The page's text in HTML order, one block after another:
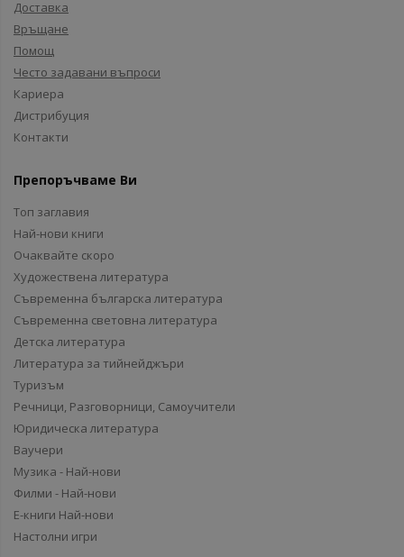
Доставка
Връщане
Помощ
Често задавани въпроси
Кариера
Дистрибуция
Контакти
Препоръчваме Ви
Топ заглавия
Най-нови книги
Очаквайте скоро
Художествена литература
Съвременна българска литература
Съвременна световна литература
Детска литература
Литература за тийнейджъри
Туризъм
Речници, Разговорници, Самоучители
Юридическа литература
Ваучери
Музика - Най-нови
Филми - Най-нови
Е-книги Най-нови
Настолни игри